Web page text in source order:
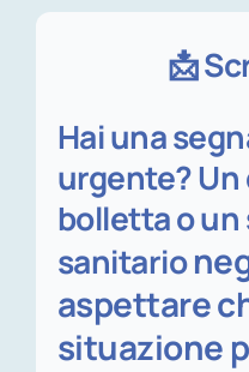
📩
Hai una
urgente? Un
bolletta o un
sanitario
aspettare
situazione